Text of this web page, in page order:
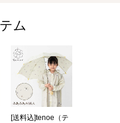
インではなく、品のよい色
、娘が大変気に入りまし
ム
[送料込]tenoe（テ